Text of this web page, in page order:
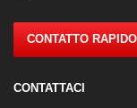
CONTATTO RAPIDO
CONTATTACI